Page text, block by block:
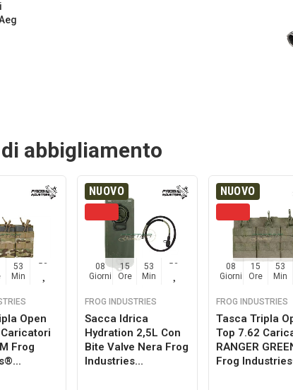
abbigliamento
53
Min
52
Open
Frog
NUOVO
08
Giorni
15
Ore
53
Min
52
FROG INDUSTRIES
Sacca Idrica
Hydration 2,5L Con
Bite Valve Nera Frog
Industries...
NUOVO
08
Giorni
15
Ore
53
Min
FROG INDUSTRIES
Tasca Tripla
Top 7.62
RANGER
Frog